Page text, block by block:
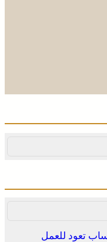
تعود للعمل